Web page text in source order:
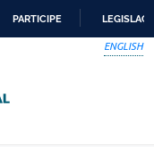
PARTICIPE
ENGLISH